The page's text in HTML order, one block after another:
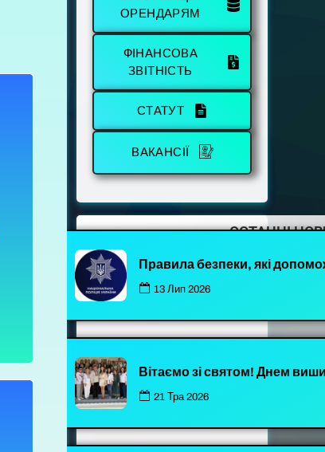
ОРЕНДАРЯМ
ФІНАНСОВА
ЗВІТНІСТЬ
СТАТУТ
ВАКАНСІЇ
ОСТАННІ
Правила безпеки, які
13 Лип 2026
Вітаємо зі святом! Днем
21 Тра 2026